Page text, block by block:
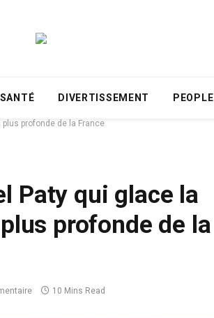
SANTÉ DIVERTISSEMENT PEOPLE
profonde de la France
Paty qui glace la
profonde de la
10 Mins Read